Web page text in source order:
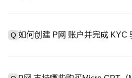
Q 如何创建 P网 账户并完成 KYC